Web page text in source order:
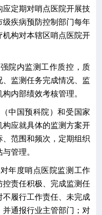
应定期对哨点医院开展技
级疾病预防控制部门每年
构对本辖区哨点医院开
院内监测工作质控，质
监测任务完成情况、监
内部绩效考核管理。
中国预科院）和受国家
构应就具体的监测方案开
范围和频次，定期组织
管理。
年度哨点医院监测工作
责任积极、完成监测任
履行工作责任、未完成
并通报行业主管部门；对